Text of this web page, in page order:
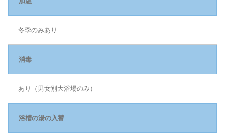
冬季のみあり
消毒
あり（男女別大浴場のみ）
浴槽の湯の入替